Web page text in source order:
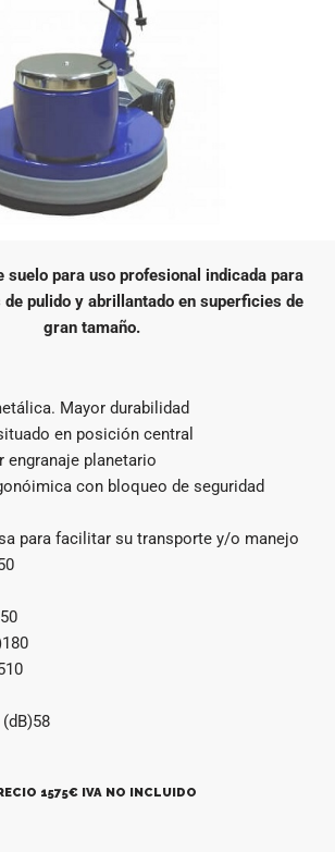
suelo para uso profesional indicada para
pulido y abrillantado en superficies de
gran tamaño.
Mayor durabilidad
en posición central
engranaje planetario
con bloqueo de seguridad
para facilitar su transporte y/o manejo
1575€ IVA NO INCLUIDO